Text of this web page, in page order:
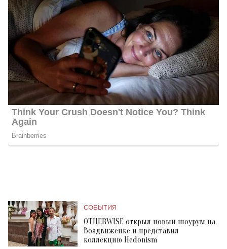
СОБЫТИЯ
OTHERWISE открыл новый шоурум на
Воздвиженке и представил
коллекцию Hedonism